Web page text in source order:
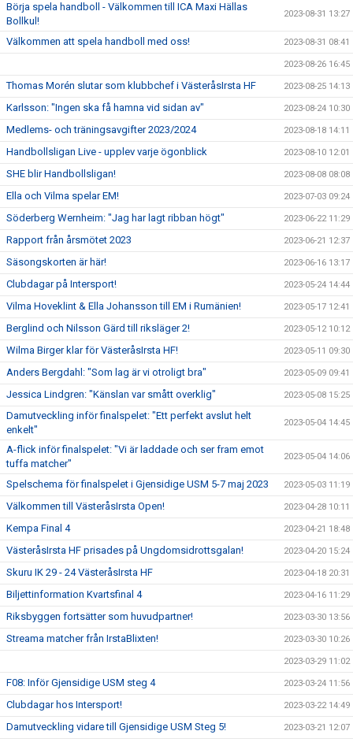
Börja spela handboll - Välkommen till ICA Maxi Hällas
Bollkul!
2023-08-31 13:27
Välkommen att spela handboll med oss! 2023-08-31 08:41
2023-08-26 16:45
Thomas Morén slutar som klubbchef i VästeråsIrsta HF 2023-08-25 14:13
Karlsson: "Ingen ska få hamna vid sidan av" 2023-08-24 10:30
Medlems- och träningsavgifter 2023/2024 2023-08-18 14:11
Handbollsligan Live - upplev varje ögonblick 2023-08-10 12:01
SHE blir Handbollsligan! 2023-08-08 08:08
Ella och Vilma spelar EM! 2023-07-03 09:24
Söderberg Wernheim: "Jag har lagt ribban högt" 2023-06-22 11:29
Rapport från årsmötet 2023 2023-06-21 12:37
Säsongskorten är här! 2023-06-16 13:17
Clubdagar på Intersport! 2023-05-24 14:44
Vilma Hoveklint & Ella Johansson till EM i Rumänien! 2023-05-17 12:41
Berglind och Nilsson Gärd till riksläger 2! 2023-05-12 10:12
Wilma Birger klar för VästeråsIrsta HF! 2023-05-11 09:30
Anders Bergdahl: "Som lag är vi otroligt bra" 2023-05-09 09:41
Jessica Lindgren: "Känslan var smått overklig" 2023-05-08 15:25
Damutveckling inför finalspelet: "Ett perfekt avslut helt
enkelt"
2023-05-04 14:45
A-flick inför finalspelet: "Vi är laddade och ser fram emot
tuffa matcher"
2023-05-04 14:06
Spelschema för finalspelet i Gjensidige USM 5-7 maj 2023 2023-05-03 11:19
Välkommen till VästeråsIrsta Open! 2023-04-28 10:11
Kempa Final 4 2023-04-21 18:48
VästeråsIrsta HF prisades på Ungdomsidrottsgalan! 2023-04-20 15:24
Skuru IK 29 - 24 VästeråsIrsta HF 2023-04-18 20:31
Biljettinformation Kvartsfinal 4 2023-04-16 11:29
Riksbyggen fortsätter som huvudpartner! 2023-03-30 13:56
Streama matcher från IrstaBlixten! 2023-03-30 10:26
2023-03-29 11:02
F08: Inför Gjensidige USM steg 4 2023-03-24 11:56
Clubdagar hos Intersport! 2023-03-22 14:49
Damutveckling vidare till Gjensidige USM Steg 5! 2023-03-21 12:07